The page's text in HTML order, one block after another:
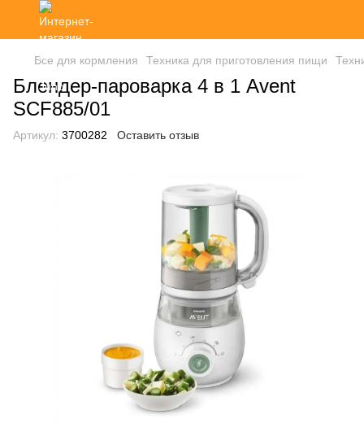
Все для кормления Техника для приготовления пищи
Блендер-пароварка 4 в 1 Avent
SCF885/01
Артикул: 3700282 Оставить отзыв